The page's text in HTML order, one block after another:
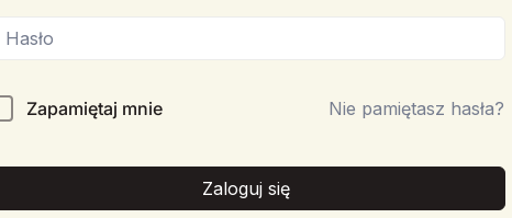
Zapamiętaj mnie Nie pamiętasz hasła?
Zaloguj się